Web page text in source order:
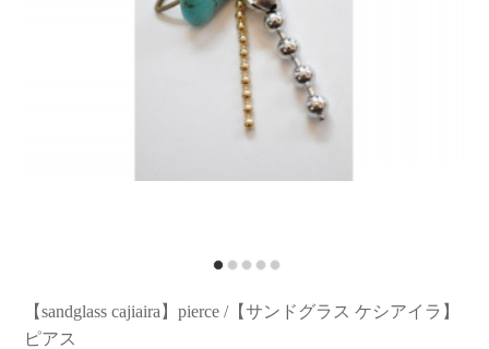
【sandglass cajiaira】pierce /【サンドグラス ケシアイラ】
ピアス